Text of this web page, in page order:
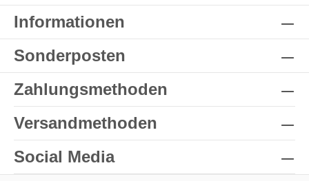
Informationen
Sonderposten
Zahlungsmethoden
Versandmethoden
Social Media